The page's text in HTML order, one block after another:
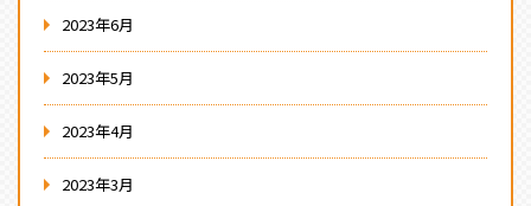
2023年6月
2023年5月
2023年4月
2023年3月